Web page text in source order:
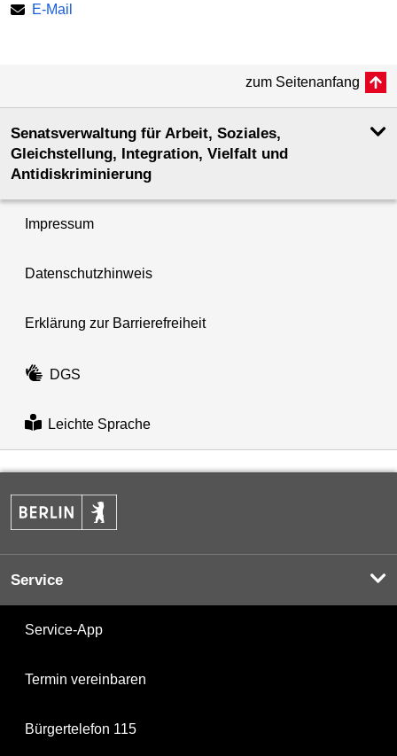
E-Mail
zum Seitenanfang
Senatsverwaltung für Arbeit, Soziales,
Gleichstellung, Integration, Vielfalt und
Antidiskriminierung
Impressum
Datenschutzhinweis
Erklärung zur Barrierefreiheit
DGS
Leichte Sprache
Service
Service-App
Termin vereinbaren
Bürgertelefon 115